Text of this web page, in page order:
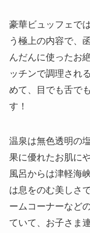
豪華ビュッフェで
う極上の内容で、
んだんに使ったお
ッチンで調理され
めて、目でも舌で
す！
温泉は無色透明の
果に優れたお肌に
風呂からは津軽海
は息をのむ美しさ
ームコーナーなど
ていて、お子さま